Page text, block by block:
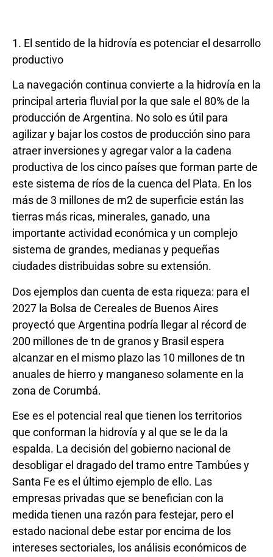
1. El sentido de la hidrovía es potenciar el desarrollo
productivo
La navegación continua convierte a la hidrovía en la
principal arteria fluvial por la que sale el 80% de la
producción de Argentina. No solo es útil para
agilizar y bajar los costos de producción sino para
atraer inversiones y agregar valor a la cadena
productiva de los cinco países que forman parte de
este sistema de ríos de la cuenca del Plata. En los
más de 3 millones de m2 de superficie están las
tierras más ricas, minerales, ganado, una
importante actividad económica y un complejo
sistema de grandes, medianas y pequeñas
ciudades distribuidas sobre su extensión.
Dos ejemplos dan cuenta de esta riqueza: para el
2027 la Bolsa de Cereales de Buenos Aires
proyectó que Argentina podría llegar al récord de
200 millones de tn de granos y Brasil espera
alcanzar en el mismo plazo las 10 millones de tn
anuales de hierro y manganeso solamente en la
zona de Corumbá.
Ese es el potencial real que tienen los territorios
que conforman la hidrovía y al que se le da la
espalda. La decisión del gobierno nacional de
desobligar el dragado del tramo entre Tambúes y
Santa Fe es el último ejemplo de ello. Las
empresas privadas que se benefician con la
medida tienen una razón para festejar, pero el
estado nacional debe estar por encima de los
intereses sectoriales, los análisis económicos de